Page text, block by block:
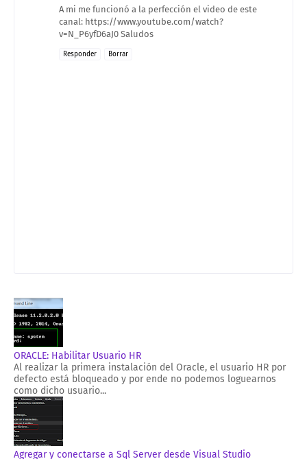
A mi me funcionó a la perfección el video de este
canal: https://www.youtube.com/watch?
v=N_P6yfD6aJ0 Saludos
Responder Borrar
ORACLE: Habilitar Usuario HR
Al realizar la primera instalación del Oracle, el usuario HR por
defecto está bloqueado y por ende no podemos loguearnos
como dicho usuario...
Agregar y conectarse a Sql Server desde Visual Studio